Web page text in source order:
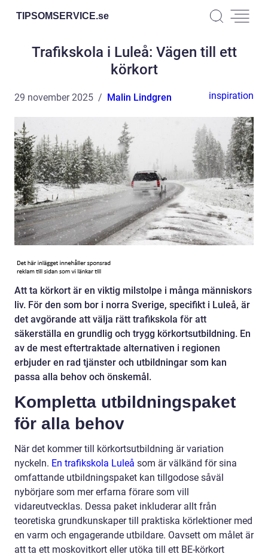
TIPSOMSERVICE.se
Trafikskola i Luleå: Vägen till ett
körkort
29 november 2025 Malin Lindgren inspiration
Att ta körkort är en viktig milstolpe i många människors
liv. För den som bor i norra Sverige, specifikt i Luleå, är
det avgörande att välja rätt trafikskola för att
säkerställa en grundlig och trygg körkortsutbildning. En
av de mest eftertraktade alternativen i regionen
erbjuder en rad tjänster och utbildningar som kan
passa alla behov och önskemål.
Kompletta utbildningspaket
för alla behov
När det kommer till körkortsutbildning är variation
nyckeln. En trafikskola Luleå som är välkänd för sina
omfattande utbildningspaket kan tillgodose såväl
nybörjare som mer erfarna förare som vill
vidareutvecklas. Dessa paket inkluderar allt från
teoretiska grundkunskaper till praktiska körlektioner med
en varm och engagerande utbildare. Oavsett om målet är
att ta ett moskovitkort eller utöka till ett BE-körkort